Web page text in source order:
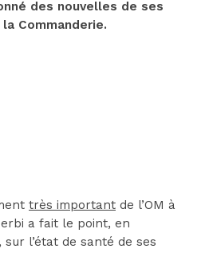
des nouvelles de ses
Commanderie.
très important de l’OM à
a fait le point, en
l’état de santé de ses